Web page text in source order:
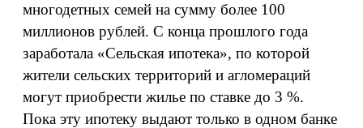
многодетных семей на сумму более 100
миллионов рублей. С конца прошлого года
заработала «Сельская ипотека», по которой
жители сельских территорий и агломераций
могут приобрести жилье по ставке до 3 %.
Пока эту ипотеку выдают только в одном банке